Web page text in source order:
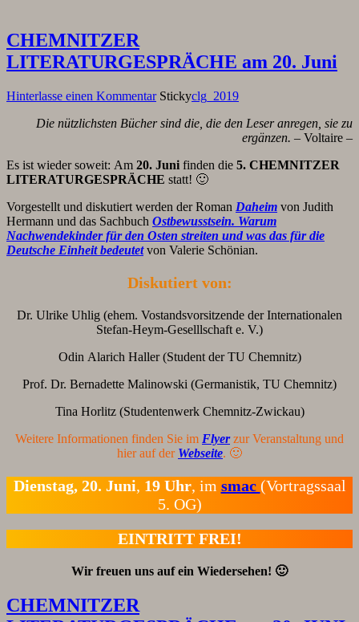
CHEMNITZER
LITERATURGESPRÄCHE am 20. Juni
Hinterlasse einen Kommentar Stickyclg_2019
Die nützlichsten Bücher sind die, die den Leser anregen, sie zu
ergänzen. – Voltaire –
Es ist wieder soweit: Am 20. Juni finden die 5. CHEMNITZER
LITERATURGESPRÄCHE statt! 🙂
Vorgestellt und diskutiert werden der Roman Daheim von Judith
Hermann und das Sachbuch Ostbewusstsein. Warum
Nachwendekinder für den Osten streiten und was das für die
Deutsche Einheit bedeutet von Valerie Schönian.
Diskutiert von:
Dr. Ulrike Uhlig (ehem. Vostandsvorsitzende der Internationalen
Stefan-Heym-Geselllschaft e. V.)
Odin Alarich Haller (Student der TU Chemnitz)
Prof. Dr. Bernadette Malinowski (Germanistik, TU Chemnitz)
Tina Horlitz (Studentenwerk Chemnitz-Zwickau)
Weitere Informationen finden Sie im Flyerzur Veranstaltung und
hier auf der Webseite. 🙂
Dienstag, 20. Juni, 19 Uhr, im smac (Vortragssaal
5. OG)
EINTRITT FREI!
Wir freuen uns auf ein Wiedersehen! 🙂
CHEMNITZER